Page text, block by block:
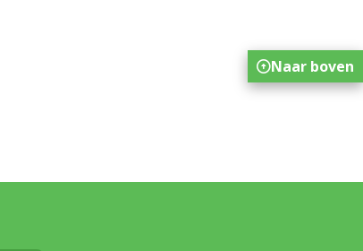
Naar boven